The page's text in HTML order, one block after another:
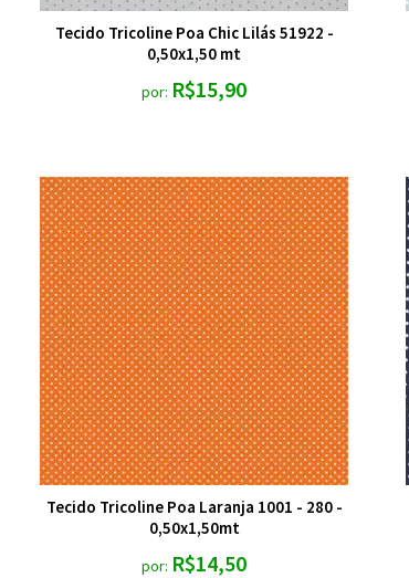
Tecido Tricoline Poa Chic Lilás 51922 -
0,50x1,50 mt
por: R$15,90
Tecido Tricoline Poa Laranja 1001 - 280 -
0,50x1,50mt
por: R$14,50